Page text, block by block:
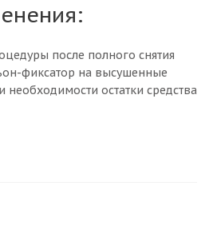
после полного снятия
фиксатор на высушенные
остатки средства